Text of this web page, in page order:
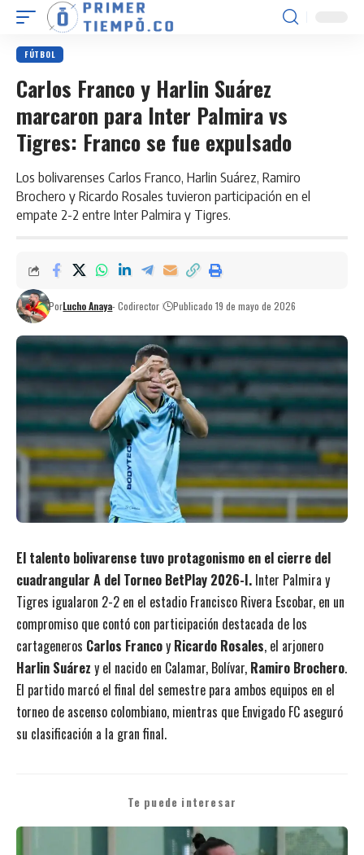
FÚTBOL
Carlos Franco y Harlin Suárez
marcaron para Inter Palmira vs
Tigres: Franco se fue expulsado
Los bolivarenses Carlos Franco, Harlin Suárez, Ramiro
Brochero y Ricardo Rosales tuvieron participación en el
empate 2-2 entre Inter Palmira y Tigres.
PorLucho Anaya- Codirector Publicado 19 de mayo de 2026
El talento bolivarense tuvo protagonismo en el cierre del
cuadrangular A del Torneo BetPlay 2026-I. Inter Palmira y
Tigres igualaron 2-2 en el estadio Francisco Rivera Escobar, en un
compromiso que contó con participación destacada de los
cartageneros Carlos Francoy Ricardo Rosales, el arjonero
Harlin Suárez y el nacido en Calamar, Bolívar, Ramiro Brochero.
El partido marcó el final del semestre para ambos equipos en el
torneo de ascenso colombiano, mientras que Envigado FC aseguró
su clasificación a la gran final.
Te puede interesar